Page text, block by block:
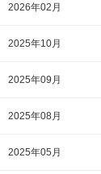
2026年02月
2025年10月
2025年09月
2025年08月
2025年05月